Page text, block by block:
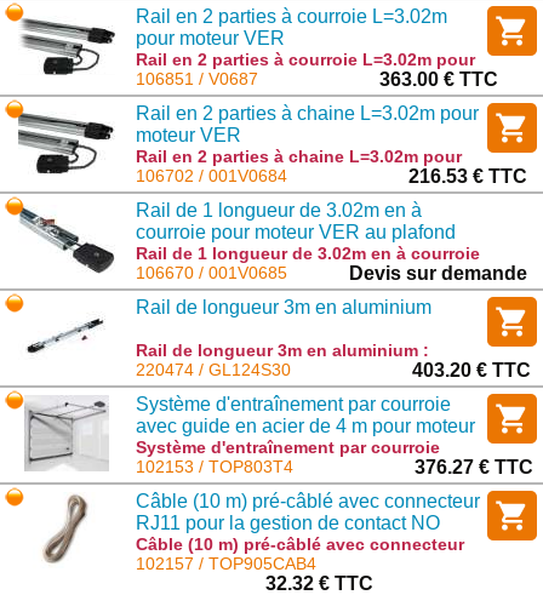
Rail en 2 parties à courroie L=3.02m
pour moteur VER
Rail en 2 parties à courroie L=3.02m pour
moteur VER : V0687
106851 / V0687
363.00 € TTC
Rail en 2 parties à chaine L=3.02m pour
moteur VER
Rail en 2 parties à chaine L=3.02m pour
moteur VER : 001V0684
106702 / 001V0684
216.53 € TTC
Rail de 1 longueur de 3.02m en à
courroie pour moteur VER au plafond
(uniquement pour commande en local)
Rail de 1 longueur de 3.02m en à courroie
pour moteur VER au plafond (uniquement
pour commande en local) : 001V0685
106670 / 001V0685
Devis sur demande
Rail de longueur 3m en aluminium
Rail de longueur 3m en aluminium :
GL124S30
220474 / GL124S30
403.20 € TTC
Système d'entraînement par courroie
avec guide en acier de 4 m pour moteur
TOP
Système d'entraînement par courroie
avec guide en acier de 4 m pour moteur
TOP : TOP803T4
102153 / TOP803T4
376.27 € TTC
Câble (10 m) pré-câblé avec connecteur
RJ11 pour la gestion de contact NO
Câble (10 m) pré-câblé avec connecteur
RJ11 pour la gestion de contact NO :
102157 / TOP905CAB4
32.32 € TTC